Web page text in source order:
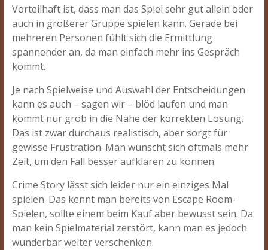
Vorteilhaft ist, dass man das Spiel sehr gut allein oder
auch in größerer Gruppe spielen kann. Gerade bei
mehreren Personen fühlt sich die Ermittlung
spannender an, da man einfach mehr ins Gespräch
kommt.
Je nach Spielweise und Auswahl der Entscheidungen
kann es auch – sagen wir – blöd laufen und man
kommt nur grob in die Nähe der korrekten Lösung.
Das ist zwar durchaus realistisch, aber sorgt für
gewisse Frustration. Man wünscht sich oftmals mehr
Zeit, um den Fall besser aufklären zu können.
Crime Story lässt sich leider nur ein einziges Mal
spielen. Das kennt man bereits von Escape Room-
Spielen, sollte einem beim Kauf aber bewusst sein. Da
man kein Spielmaterial zerstört, kann man es jedoch
wunderbar weiter verschenken.